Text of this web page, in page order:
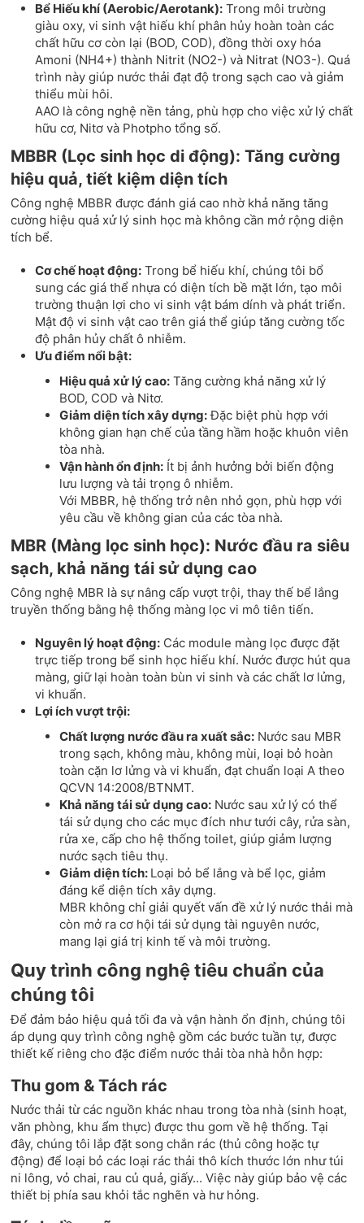
Bể Hiếu khí (Aerobic/Aerotank): Trong môi trường
giàu oxy, vi sinh vật hiếu khí phân hủy hoàn toàn các
chất hữu cơ còn lại (BOD, COD), đồng thời oxy hóa
Amoni (NH4+) thành Nitrit (NO2-) và Nitrat (NO3-). Quá
trình này giúp nước thải đạt độ trong sạch cao và giảm
thiểu mùi hôi.
AAO là công nghệ nền tảng, phù hợp cho việc xử lý chất
hữu cơ, Nitơ và Photpho tổng số.
MBBR (Lọc sinh học di động): Tăng cường
hiệu quả, tiết kiệm diện tích
Công nghệ MBBR được đánh giá cao nhờ khả năng tăng
cường hiệu quả xử lý sinh học mà không cần mở rộng diện
tích bể.
Cơ chế hoạt động: Trong bể hiếu khí, chúng tôi bổ
sung các giá thể nhựa có diện tích bề mặt lớn, tạo môi
trường thuận lợi cho vi sinh vật bám dính và phát triển.
Mật độ vi sinh vật cao trên giá thể giúp tăng cường tốc
độ phân hủy chất ô nhiễm.
Ưu điểm nổi bật:
Hiệu quả xử lý cao: Tăng cường khả năng xử lý
BOD, COD và Nitơ.
Giảm diện tích xây dựng:Đặc biệt phù hợp với
không gian hạn chế của tầng hầm hoặc khuôn viên
tòa nhà.
Vận hành ổn định: Ít bị ảnh hưởng bởi biến động
lưu lượng và tải trọng ô nhiễm.
Với MBBR, hệ thống trở nên nhỏ gọn, phù hợp với
yêu cầu về không gian của các tòa nhà.
MBR (Màng lọc sinh học): Nước đầu ra siêu
sạch, khả năng tái sử dụng cao
Công nghệ MBR là sự nâng cấp vượt trội, thay thế bể lắng
truyền thống bằng hệ thống màng lọc vi mô tiên tiến.
Nguyên lý hoạt động: Các module màng lọc được đặt
trực tiếp trong bể sinh học hiếu khí. Nước được hút qua
màng, giữ lại hoàn toàn bùn vi sinh và các chất lơ lửng,
vi khuẩn.
Lợi ích vượt trội:
Chất lượng nước đầu ra xuất sắc: Nước sau MBR
trong sạch, không màu, không mùi, loại bỏ hoàn
toàn cặn lơ lửng và vi khuẩn, đạt chuẩn loại A theo
QCVN 14:2008/BTNMT.
Khả năng tái sử dụng cao: Nước sau xử lý có thể
tái sử dụng cho các mục đích như tưới cây, rửa sàn,
rửa xe, cấp cho hệ thống toilet, giúp giảm lượng
nước sạch tiêu thụ.
Giảm diện tích: Loại bỏ bể lắng và bể lọc, giảm
đáng kể diện tích xây dựng.
MBR không chỉ giải quyết vấn đề xử lý nước thải mà
còn mở ra cơ hội tái sử dụng tài nguyên nước,
mang lại giá trị kinh tế và môi trường.
Quy trình công nghệ tiêu chuẩn của
chúng tôi
Để đảm bảo hiệu quả tối đa và vận hành ổn định, chúng tôi
áp dụng quy trình công nghệ gồm các bước tuần tự, được
thiết kế riêng cho đặc điểm nước thải tòa nhà hỗn hợp:
Thu gom & Tách rác
Nước thải từ các nguồn khác nhau trong tòa nhà (sinh hoạt,
văn phòng, khu ẩm thực) được thu gom về hệ thống. Tại
đây, chúng tôi lắp đặt song chắn rác (thủ công hoặc tự
động) để loại bỏ các loại rác thải thô kích thước lớn như túi
ni lông, vỏ chai, rau củ quả, giấy... Việc này giúp bảo vệ các
thiết bị phía sau khỏi tắc nghẽn và hư hỏng.